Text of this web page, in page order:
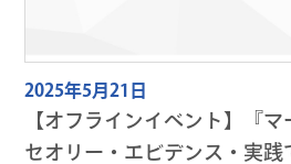
2025年5月21日
【オフラインイベント】『
セオリー・エビデンス・実